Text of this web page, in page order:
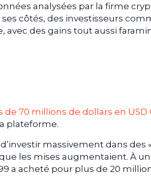
analysées par la firme
côtés, des investisseurs
des gains tout aussi
70 millions de dollars en USD
plateforme.
massivement dans des «
les mises augmentaient. À
a acheté pour plus de 20